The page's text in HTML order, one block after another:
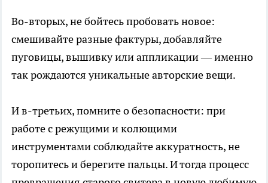
Во-вторых, не бойтесь пробовать новое:
смешивайте разные фактуры, добавляйте
пуговицы, вышивку или аппликации — именно
так рождаются уникальные авторские вещи.
И в-третьих, помните о безопасности: при
работе с режущими и колющими
инструментами соблюдайте аккуратность, не
торопитесь и берегите пальцы. И тогда процесс